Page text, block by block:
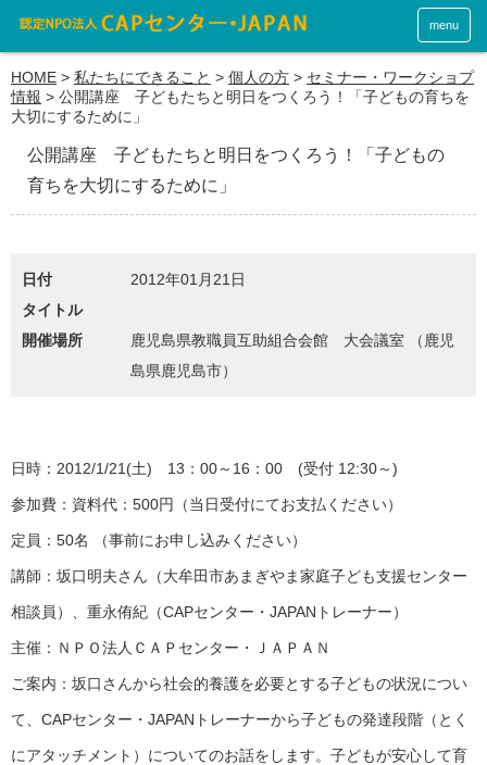
menu
HOME > 私たちにできること > 個人の方 > セミナー・ワークショプ
情報 > 公開講座 子どもたちと明日をつくろう！「子どもの育ちを
大切にするために」
公開講座 子どもたちと明日をつくろう！「子どもの
育ちを大切にするために」
日付
2012年01月21日
タイトル
開催場所
鹿児島県教職員互助組合会館 大会議室 （鹿児
島県鹿児島市）
日時：2012/1/21(土) 13：00～16：00 (受付 12:30～)
参加費：資料代：500円（当日受付にてお支払ください）
定員：50名 （事前にお申し込みください）
講師：坂口明夫さん（大牟田市あまぎやま家庭子ども支援センター
相談員）、重永侑紀（CAPセンター・JAPANトレーナー）
主催：ＮＰＯ法人ＣＡＰセンター・ＪＡＰＡＮ
ご案内：坂口さんから社会的養護を必要とする子どもの状況につい
て、CAPセンター・JAPANトレーナーから子どもの発達段階（とく
にアタッチメント）についてのお話をします。子どもが安心して育